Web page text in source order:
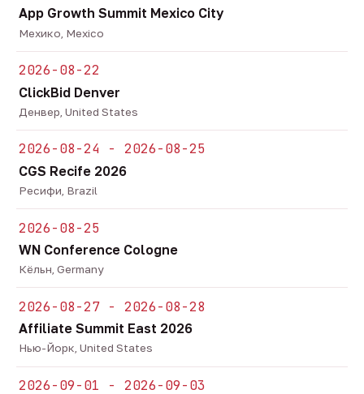
App Growth Summit Mexico City
Мехико, Mexico
2026-08-22
ClickBid Denver
Денвер, United States
2026-08-24 - 2026-08-25
CGS Recife 2026
Ресифи, Brazil
2026-08-25
WN Conference Cologne
Кёльн, Germany
2026-08-27 - 2026-08-28
Affiliate Summit East 2026
Нью-Йорк, United States
2026-09-01 - 2026-09-03